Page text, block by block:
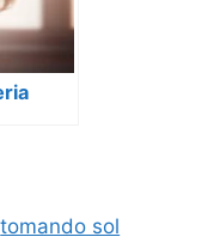
tomando sol